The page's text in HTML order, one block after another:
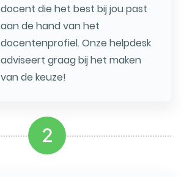
docent die het best bij jou past
aan de hand van het
docentenprofiel. Onze helpdesk
adviseert graag bij het maken
van de keuze!
2